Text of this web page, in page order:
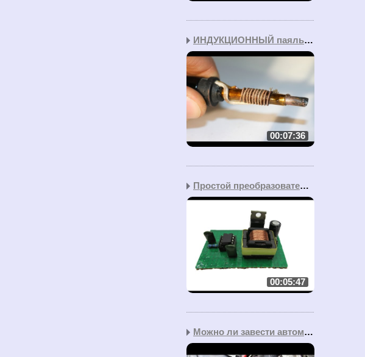
ИНДУКЦИОННЫЙ паяльник с...
00:07:36
Простой преобразователь...
00:05:47
Можно ли завести автомо...